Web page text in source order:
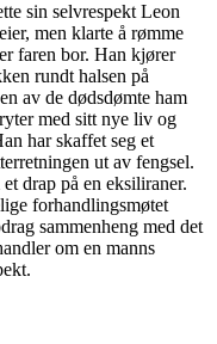
sin selvrespekt Leon
men klarte å rømme
faren bor. Han kjører
rundt halsen på
av de dødsdømte ham
med sitt nye liv og
har skaffet seg et
ut av fengsel.
drap på en eksiliraner.
forhandlingsmøtet
sammenheng med det
om en manns